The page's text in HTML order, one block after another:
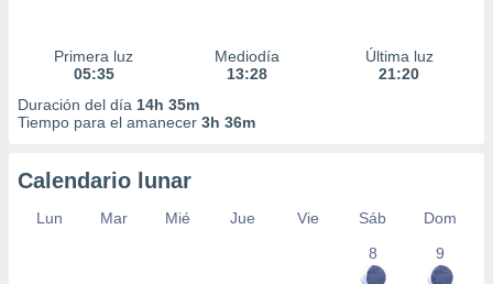
Primera luz
05:35
Mediodía
13:28
Última luz
21:20
Duración del día 14h 35m
Tiempo para el amanecer 3h 36m
Calendario lunar
Lun Mar Mié Jue Vie Sáb
Dom
8
9